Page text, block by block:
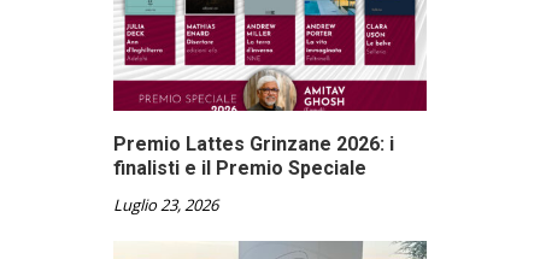
Premio Lattes Grinzane 2026: i
finalisti e il Premio Speciale
Luglio 23, 2026